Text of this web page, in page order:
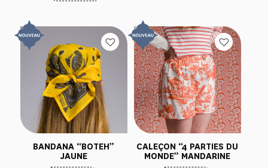
BANDANA “BOTEH”
JAUNE
CALEÇON “4 PARTIES DU
MONDE” MANDARINE